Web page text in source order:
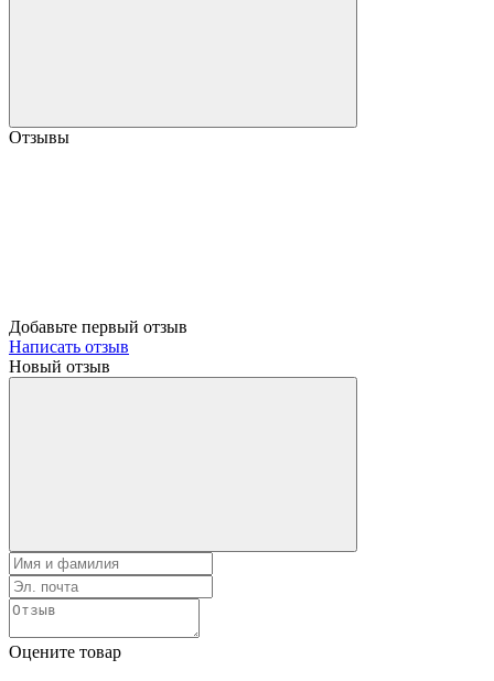
Отзывы
Добавьте первый отзыв
Написать отзыв
Новый отзыв
Оцените товар